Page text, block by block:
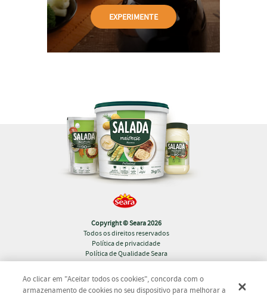
EXPERIMENTE
Copyright © Seara 2026
Todos os direitos reservados
Política de privacidade
Política de Qualidade Seara
Ao clicar em "Aceitar todos os cookies", concorda com o
armazenamento de cookies no seu dispositivo para melhorar a